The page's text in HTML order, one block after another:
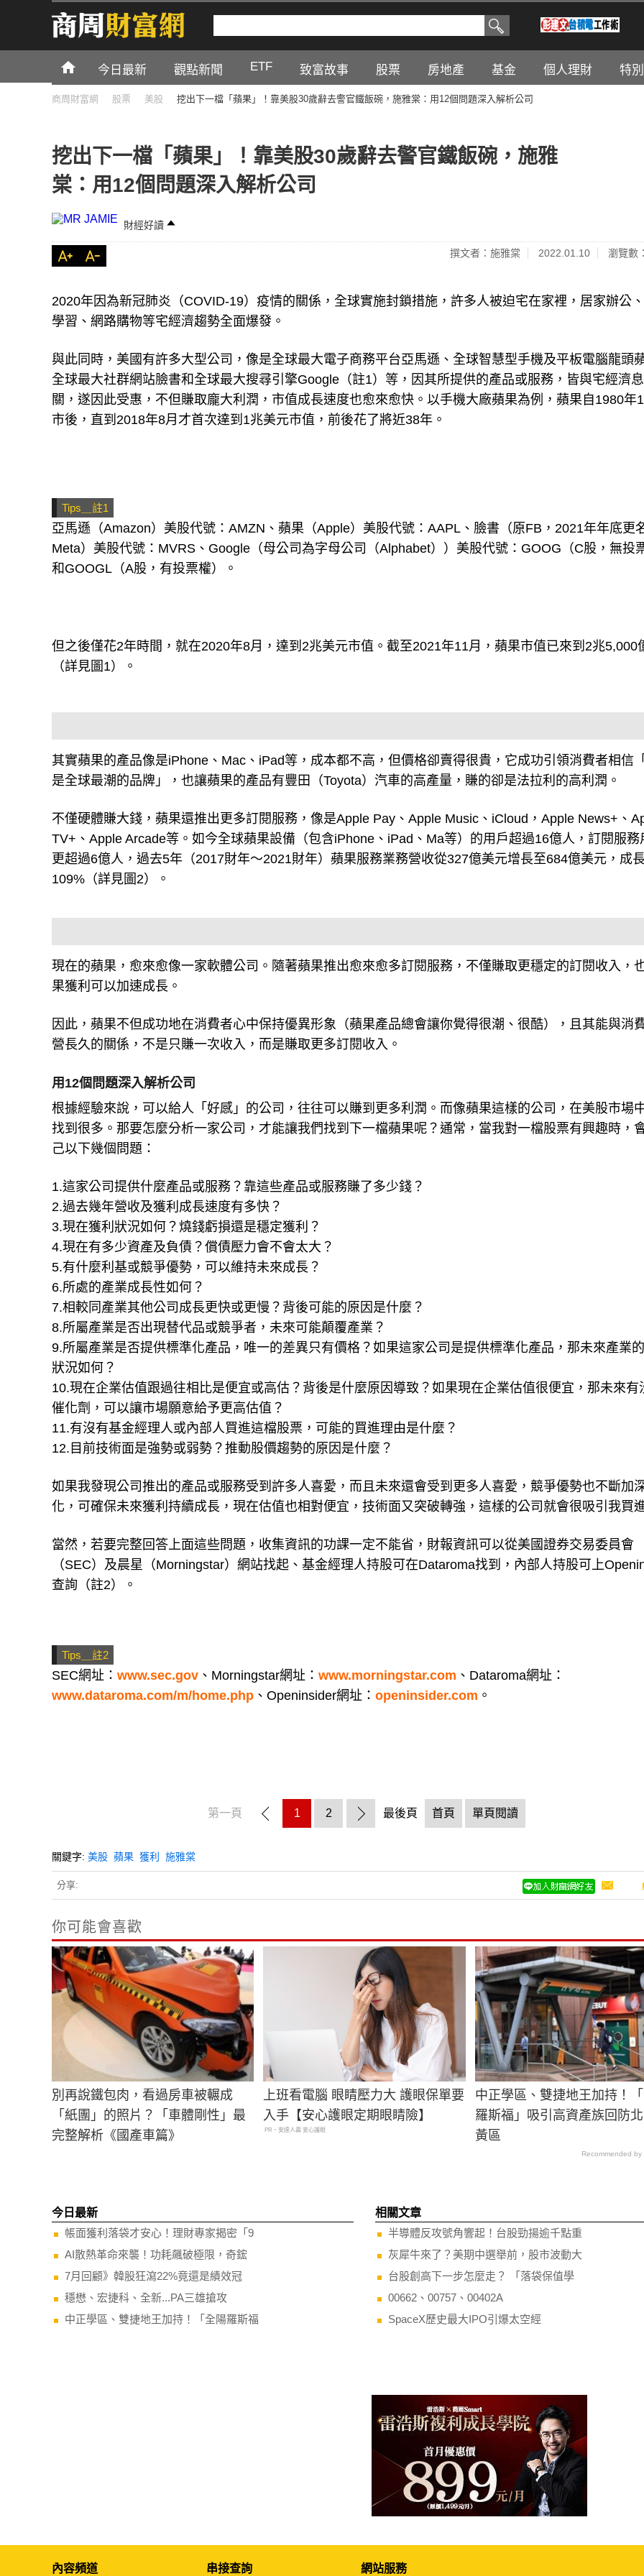
今日最新 觀點新聞 ETF 致富故事 股票 房地產 基金 個人理財 特
商周財富網 股票 美股 挖出下一檔「蘋果」！靠美股30歲辭去警官鐵飯碗，施雅棠：用12個問題深入解析公司
挖出下一檔「蘋果」！靠美股30歲辭去警官鐵飯碗，施雅
棠：用12個問題深入解析公司
財經好讀
撰文者：施雅棠 2022.01.10 瀏覽數
2020年因為新冠肺炎（COVID-19）疫情的關係，全球實施封鎖措施，許多人被迫宅在家裡，居家辦公
學習、網路購物等宅經濟趨勢全面爆發。
與此同時，美國有許多大型公司，像是全球最大電子商務平台亞馬遜、全球智慧型手機及平板電腦龍頭
全球最大社群網站臉書和全球最大搜尋引擎Google（註1）等，因其所提供的產品或服務，皆與宅經濟
關，遂因此受惠，不但賺取龐大利潤，市值成長速度也愈來愈快。以手機大廠蘋果為例，蘋果自1980年
市後，直到2018年8月才首次達到1兆美元市值，前後花了將近38年。
Tips＿註1
亞馬遜（Amazon）美股代號：AMZN、蘋果（Apple）美股代號：AAPL、臉書（原FB，2021年年底更
Meta）美股代號：MVRS、Google（母公司為字母公司（Alphabet））美股代號：GOOG（C股，無投
和GOOGL（A股，有投票權）。
但之後僅花2年時間，就在2020年8月，達到2兆美元市值。截至2021年11月，蘋果市值已來到2兆5,000
（詳見圖1）。
其實蘋果的產品像是iPhone、Mac、iPad等，成本都不高，但價格卻賣得很貴，它成功引領消費者相信
是全球最潮的品牌」，也讓蘋果的產品有豐田（Toyota）汽車的高產量，賺的卻是法拉利的高利潤。
不僅硬體賺大錢，蘋果還推出更多訂閱服務，像是Apple Pay、Apple Music、iCloud，Apple News+、
TV+、Apple Arcade等。如今全球蘋果設備（包含iPhone、iPad、Ma等）的用戶超過16億人，訂閱服務
更超過6億人，過去5年（2017財年～2021財年）蘋果服務業務營收從327億美元增長至684億美元，成
109%（詳見圖2）。
現在的蘋果，愈來愈像一家軟體公司。隨著蘋果推出愈來愈多訂閱服務，不僅賺取更穩定的訂閱收入，
果獲利可以加速成長。
因此，蘋果不但成功地在消費者心中保持優異形象（蘋果產品總會讓你覺得很潮、很酷），且其能與消
營長久的關係，不是只賺一次收入，而是賺取更多訂閱收入。
用12個問題深入解析公司
根據經驗來說，可以給人「好感」的公司，往往可以賺到更多利潤。而像蘋果這樣的公司，在美股市場
找到很多。那要怎麼分析一家公司，才能讓我們找到下一檔蘋果呢？通常，當我對一檔股票有興趣時，
己以下幾個問題：
1.這家公司提供什麼產品或服務？靠這些產品或服務賺了多少錢？
2.過去幾年營收及獲利成長速度有多快？
3.現在獲利狀況如何？燒錢虧損還是穩定獲利？
4.現在有多少資產及負債？償債壓力會不會太大？
5.有什麼利基或競爭優勢，可以維持未來成長？
6.所處的產業成長性如何？
7.相較同產業其他公司成長更快或更慢？背後可能的原因是什麼？
8.所屬產業是否出現替代品或競爭者，未來可能顛覆產業？
9.所屬產業是否提供標準化產品，唯一的差異只有價格？如果這家公司是提供標準化產品，那未來產業
狀況如何？
10.現在企業估值跟過往相比是便宜或高估？背後是什麼原因導致？如果現在企業估值很便宜，那未來有
催化劑，可以讓市場願意給予更高估值？
11.有沒有基金經理人或內部人買進這檔股票，可能的買進理由是什麼？
12.目前技術面是強勢或弱勢？推動股價趨勢的原因是什麼？
如果我發現公司推出的產品或服務受到許多人喜愛，而且未來還會受到更多人喜愛，競爭優勢也不斷加
化，可確保未來獲利持續成長，現在估值也相對便宜，技術面又突破轉強，這樣的公司就會很吸引我買
當然，若要完整回答上面這些問題，收集資訊的功課一定不能省，財報資訊可以從美國證券交易委員會
（SEC）及晨星（Morningstar）網站找起、基金經理人持股可在Dataroma找到，內部人持股可上
查詢（註2）。
Tips＿註2
SEC網址： www.sec.gov 、Morningstar網址： www.morningstar.com 、Dataroma網址：
www.dataroma.com/m/home.php 、Openinsider網址： openinsider.com 。
第一頁 1 2 最後頁 首頁 單頁閱讀
關鍵字: 美股 蘋果 獲利 施雅棠
分享:
你可能會喜歡
別再說鐵包肉，看過房車被輾成
「紙團」的照片？「車體剛性」最
完整解析《國產車篇》
上班看電腦 眼睛壓力大 護眼保單要
入手【安心護眼定期眼睛險】
PR・安達人壽 安心護眼
中正學區、雙捷地王加持！
羅斯福」吸引高資產族回防
黃區
Recommended by
今日最新
帳面獲利落袋才安心！理財專家揭密「9
AI散熱革命來襲！功耗飆破極限，奇鋐
7月回顧》韓股狂瀉22%竟還是績效冠
穩懋、宏捷科、全新...PA三雄搶攻
中正學區、雙捷地王加持！「全陽羅斯福
相關文章
半導體反攻號角響起！台股勁揚逾千點重
灰犀牛來了？美期中選舉前，股市波動大
台股創高下一步怎麼走？ 「落袋保值學
00662、00757、00402A
SpaceX歷史最大IPO引爆太空經
內容頻道 串接查詢 網站服務